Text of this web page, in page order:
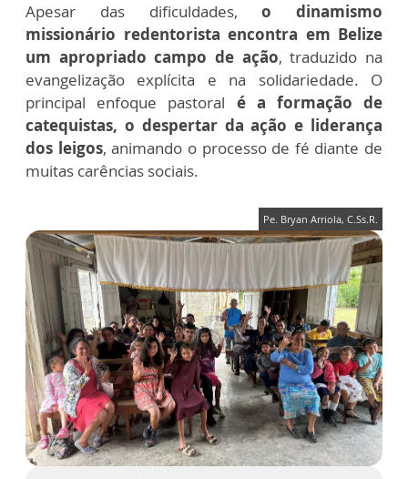
Apesar das dificuldades,o dinamismo
missionário redentorista encontra em Belize
um apropriado campo de ação, traduzido na
evangelização explícita e na solidariedade. O
principal enfoque pastoral é a formação de
catequistas, o despertar da ação e liderança
dos leigos, animando o processo de fé diante de
muitas carências sociais.
Pe. Bryan Arriola, C.Ss.R.